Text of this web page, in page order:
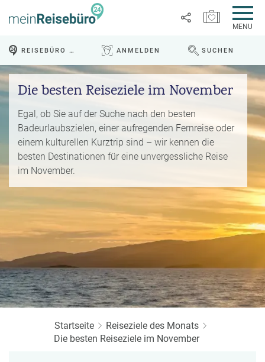
MENU
e
i
e
l
o
g
zi
el
e
d
e
s
M
n
at
P
a
s
c
h
a
i
e
r
e
u
z
f
a
h
o
p
D
e
r
ü
h
b
u
c
e
r
kopieren
WhatsApp
Facebook
Messenger
MERKZETTEL ÖFFNEN
REISEBÜRO VOR ORT ANMELDEN WEBSEITE
SUCHEN
Die besten Reiseziele im November
Egal, ob Sie auf der Suche nach den besten
Badeurlaubszielen, einer aufregenden Fernreise oder
einem kulturellen Kurztrip sind – wir kennen die
besten Destinationen für eine unvergessliche Reise
im November.
Startseite
Reiseziele des Monats
Die besten Reiseziele im November